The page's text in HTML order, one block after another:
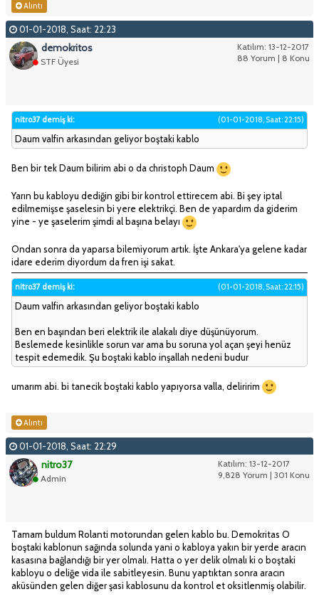
Alıntı
01-01-2018, Saat: 22:23
Katılım: 13-12-2017
88 Yorum | 8 Konu
demokritos
STF Üyesi
(01-01-2018, Saat: 22:15)
nitro37 demiş ki:
Daum valfin arkasından geliyor boştaki kablo
Ben bir tek Daum bilirim abi o da christoph Daum
Yarın bu kabloyu dediğin gibi bir kontrol ettirecem abi. Bi şey iptal
edilmemişse şaselesin bi yere elektrikçi. Ben de yapardım da giderim
yine - ye şaselerim şimdi al başına belayı
Ondan sonra da yaparsa bilemiyorum artık. İşte Ankara'ya gelene kadar
idare ederim diyordum da fren işi sakat.
(01-01-2018, Saat: 22:15)
nitro37 demiş ki:
Daum valfin arkasından geliyor boştaki kablo
Ben en başından beri elektrik ile alakalı diye düşünüyorum.
Beslemede kesinlikle sorun var ama bu soruna yol açan şeyi henüz
tespit edemedik. Şu boştaki kablo inşallah nedeni budur
umarım abi. bi tanecik boştaki kablo yapıyorsa valla, deliririm
Alıntı
01-01-2018, Saat: 22:29
Katılım: 13-12-2017
9,828 Yorum | 301 Konu
nitro37
Admin
Tamam buldum Rolanti motorundan gelen kablo bu. Demokritas O
boştaki kablonun sağında solunda yani o kabloya yakın bir yerde aracın
kasasına bağlandığı bir yer olmalı. Hatta o yer delik olmalı ki o boştaki
kabloyu o deliğe vida ile sabitleyesin. Bunu yaptıktan sonra aracın
aküsünden gelen diğer şasi kablosunu da kontrol et oksitlenmiş olabilir.